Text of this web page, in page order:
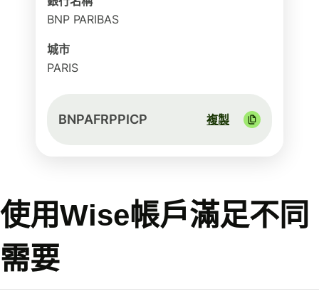
BNP PARIBAS
城市
PARIS
BNPAFRPPICP 複製
使用Wise帳戶滿足不同
需要